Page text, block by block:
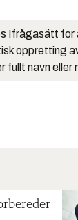
Ifrågasätt for
oppretting
fullt navn eller